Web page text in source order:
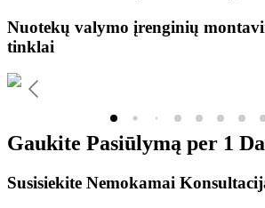
Nuotekų valymo įrenginių
tinklai
Gaukite Pasiūlymą per 1
Susisiekite Nemokamai